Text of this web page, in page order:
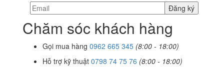
Chăm sóc khách hàng
Gọi mua hàng 0962 665 345 (8:00 - 18:00)
Hỗ trợ kỹ thuật 0798 74 75 76 (8:00 - 18:00)